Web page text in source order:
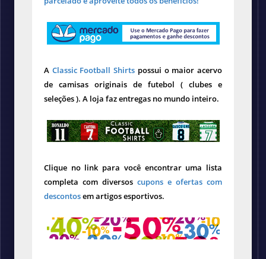
A Classic Football Shirts possui o maior acervo
de camisas originais de futebol ( clubes e
seleções ). A loja faz entregas no mundo inteiro.
Clique no link para você encontrar uma lista
completa com diversos cupons e ofertas com
descontosem artigos esportivos.